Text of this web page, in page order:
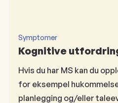
Symptomer
Kognitive
Hvis du har MS kan du
for eksempel
planlegging og/eller